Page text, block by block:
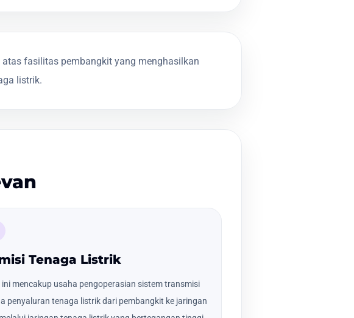
fasilitas pembangkit yang menghasilkan
listrik.
Tenaga Listrik
ini mencakup usaha pengoperasian sistem transmisi
penyaluran tenaga listrik dari pembangkit ke jaringan